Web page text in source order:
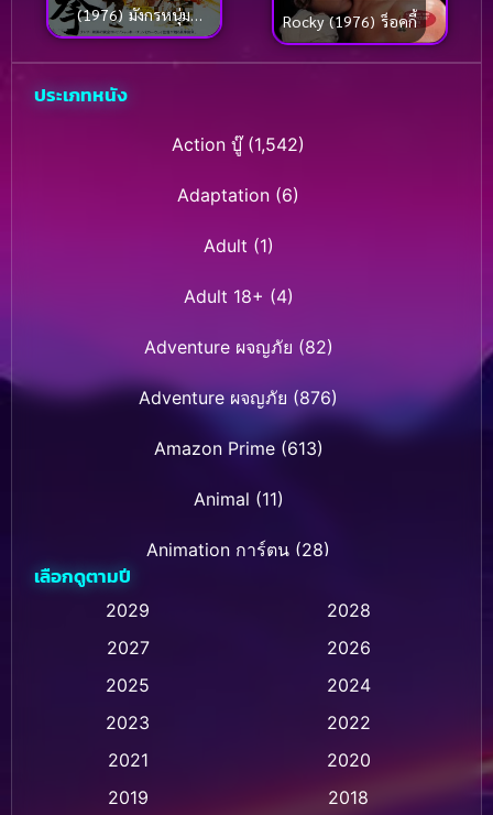
(1976) มังกรหนุ่ม
คะนองเลือด
Rocky (1976) ร็อคกี้
ประเภทหนัง
Action บู๊(1,542)
Adaptation (6)
Adult (1)
Adult 18+ (4)
Adventure ผจญภัย (82)
Adventure ผจญภัย (876)
Amazon Prime(613)
Animal (11)
Animation การ์ตูน (28)
Animation การ์ตูน (236)
Animation การ์ตูน (32)
Animation แอนิเมชัน (1)
Animation แอนิเมชั่น (1)
เลือกดูตามปี
2029
2028
2027
2026
2025
2024
2023
2022
2021
2020
2019
2018